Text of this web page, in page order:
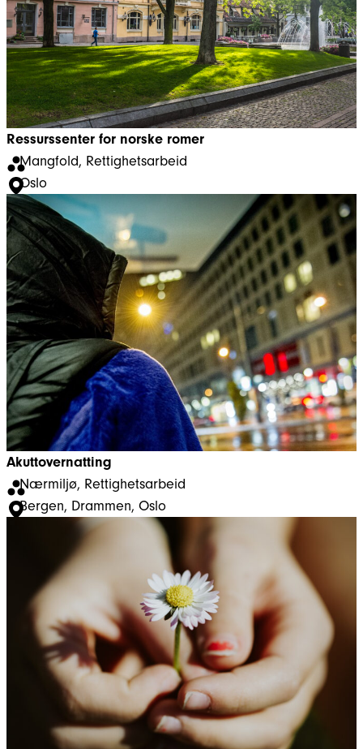
Ressurssenter for norske romer
Mangfold, Rettighetsarbeid
Oslo
Akuttovernatting
Nærmiljø, Rettighetsarbeid
Bergen, Drammen, Oslo